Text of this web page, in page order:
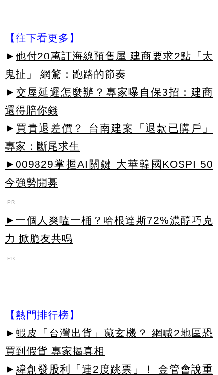
【往下看更多】
► 他付20萬訂海線預售屋 建商要求2點「太
鬼扯」 網驚：跑路的節奏
► 交屋延遲怎麼辦？專家曝自保3招：建商
還得賠你錢
► 買貴退差價？ 台南建案「退款已購戶」
專家：斷尾求生
►009829掌握AI關鍵 大華韓國KOSPI 50
今強勢開募
PR
►一個人爽嗑一桶？哈根達斯72%濃醇巧克
力 掀脆友共鳴
PR
【熱門排行榜】
► 蝦皮「台灣出貨」藏玄機？ 網喊2地區恐
買到假貨 專家揭真相
► 緯創發股利「連2度跳票」！ 金管會說重